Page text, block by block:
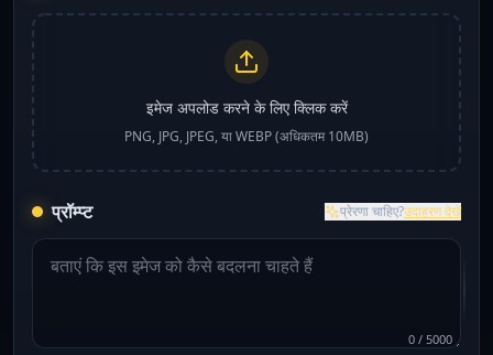
इमेज अपलोड करने के लिए क्लिक करें
PNG, JPG, JPEG, या WEBP (अधिकतम 10MB)
प्रॉम्प्ट प्रेरणा चाहिए?उदाहरण देखें
0 / 5000